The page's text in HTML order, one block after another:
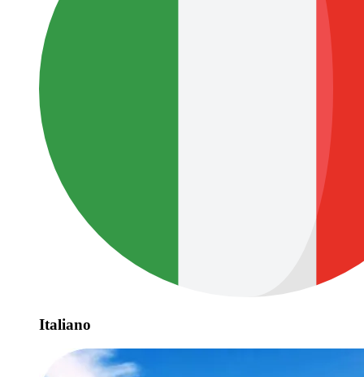
Italiano